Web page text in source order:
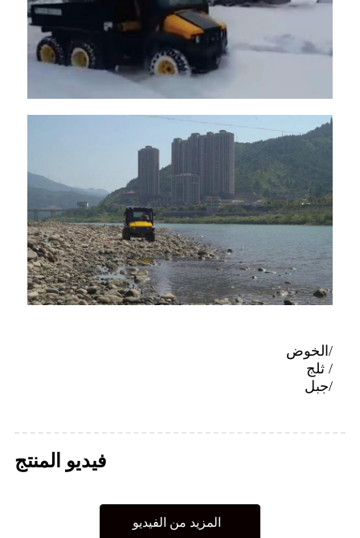
/الخوض
/ ثلج
/جبل
فيديو المنتج
المزيد من الفيديو